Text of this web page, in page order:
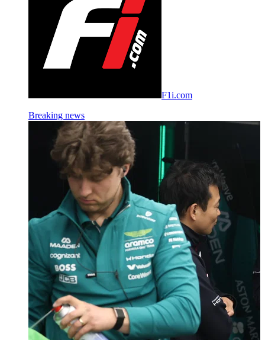
F1i.com
Breaking news